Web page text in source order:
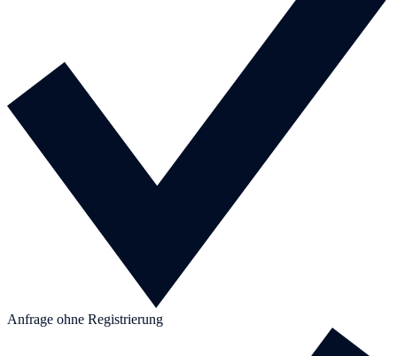
Anfrage ohne Registrierung